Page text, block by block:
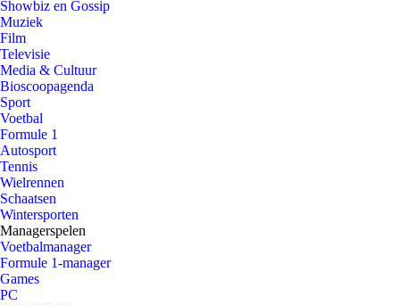
Showbiz en Gossip
Muziek
Film
Televisie
Media & Cultuur
Bioscoopagenda
Sport
Voetbal
Formule 1
Autosport
Tennis
Wielrennen
Schaatsen
Wintersporten
Managerspelen
Voetbalmanager
Formule 1-manager
Games
PC